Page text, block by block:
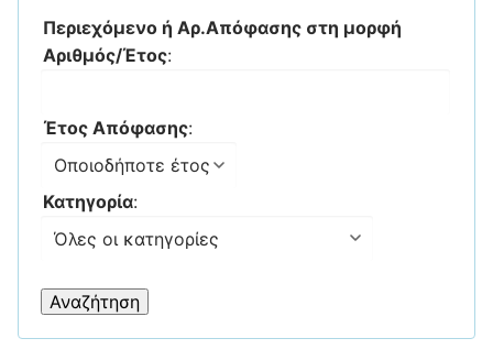
Περιεχόμενο ή Αρ.Απόφασης στη μορφή
Αριθμός/Έτος:
Έτος Απόφασης:
Κατηγορία: